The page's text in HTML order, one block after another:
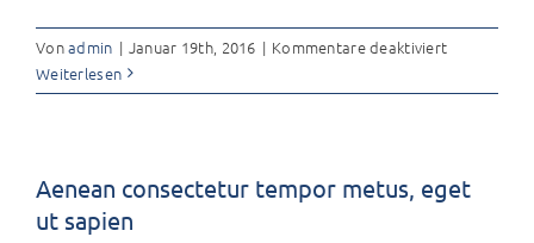
Vonadmin | Januar 19th, 2016 | Kommentare deaktiviertfür
luctus
Weiterlesen
Aenean consectetur tempor metus, eget
ut sapien